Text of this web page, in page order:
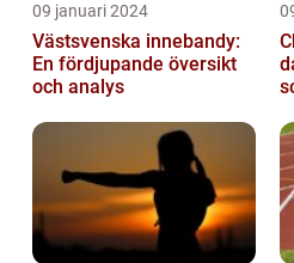
09 januari 2024
Västsvenska innebandy:
En fördjupande översikt
och analys